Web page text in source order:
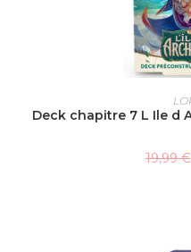
Deck chapitre 7 L Ile d
19,99€